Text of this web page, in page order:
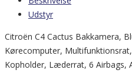
Udstyr
Citroën C4 Cactus Bakkamera,
Kørecomputer,
Kopholder, Læderrat, 6 Airbags,